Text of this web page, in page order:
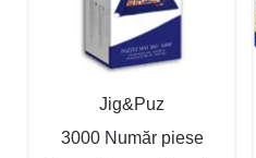
Jig&Puz
3000 Număr piese